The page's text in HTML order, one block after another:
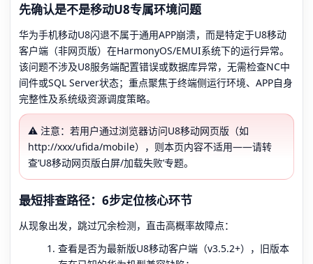
先确认是不是移动U8专属环境问题
华为手机移动U8闪退不属于通用APP崩溃，而是特定于U8移动
客户端（非网页版）在HarmonyOS/EMUI系统下的运行异常。
该问题不涉及U8服务端配置错误或数据库异常，无需检查NC中
间件或SQL Server状态；重点聚焦于终端侧运行环境、APP自身
完整性及系统级资源调度策略。
⚠️ 注意：若用户通过浏览器访问U8移动网页版（如
http://xxx/ufida/mobile），则本页内容不适用——请转
查‘U8移动网页版白屏/加载失败’专题。
最短排查路径：6步定位核心环节
从现象出发，跳过冗余检测，直击高概率故障点：
查看是否为最新版U8移动客户端（v3.5.2+），旧版本